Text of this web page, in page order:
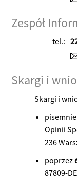
Zespół
tel.:
Skargi i
Skargi i
Opinii
236
poprzez
87809-